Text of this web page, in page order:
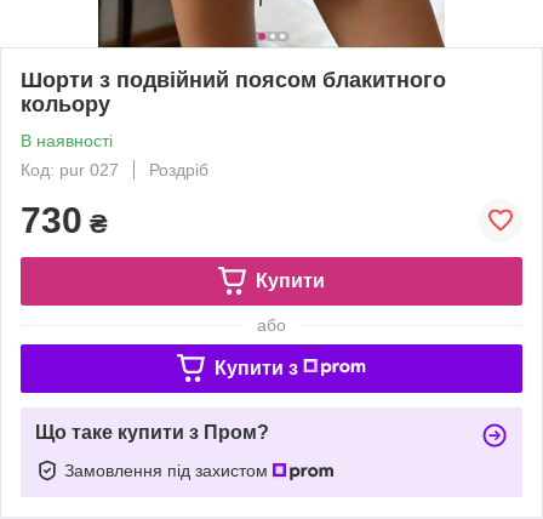
Шорти з подвійний поясом блакитного
кольору
В наявності
Код: pur 027
Роздріб
730 ₴
Купити
або
Купити з
Що таке купити з Пром?
Замовлення під захистом